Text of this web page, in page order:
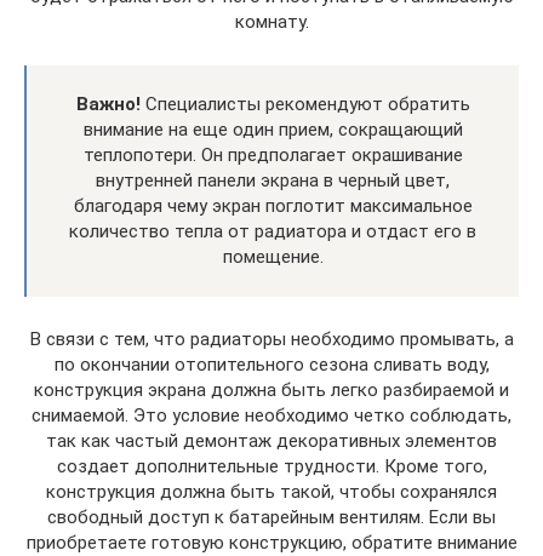
комнату.
Важно! Специалисты рекомендуют обратить
внимание на еще один прием, сокращающий
теплопотери. Он предполагает окрашивание
внутренней панели экрана в черный цвет,
благодаря чему экран поглотит максимальное
количество тепла от радиатора и отдаст его в
помещение.
В связи с тем, что радиаторы необходимо промывать, а
по окончании отопительного сезона сливать воду,
конструкция экрана должна быть легко разбираемой и
снимаемой. Это условие необходимо четко соблюдать,
так как частый демонтаж декоративных элементов
создает дополнительные трудности. Кроме того,
конструкция должна быть такой, чтобы сохранялся
свободный доступ к батарейным вентилям. Если вы
приобретаете готовую конструкцию, обратите внимание